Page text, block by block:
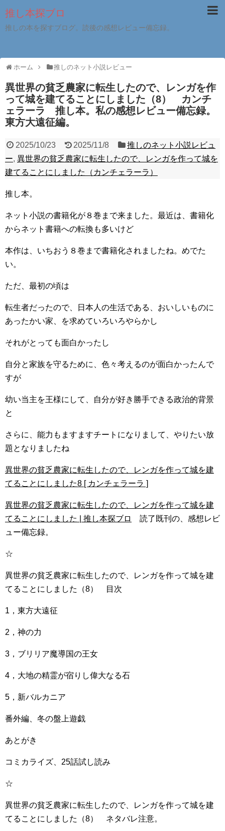
推し本探ブロ
推しの本を探すブログ。読後の感想レビュー備忘録。
ホーム 推しのネット小説レビュー
異世界の貧乏農家に転生したので、レンガを作
って城を建てることにしました（8） カンチ
ェラーラ 推し本。私の感想レビュー備忘録。
東方大遠征編。
2025/10/23 2025/11/8
推しのネット小説レビュ
ー, 異世界の貧乏農家に転生したので、レンガを作って城を
建てることにしました（カンチェラーラ）
推し本。
ネット小説の書籍化が８巻まで来ました。最近は、書籍化
からネット書籍への転換も多いけど
本作は、いちおう８巻まで書籍化されましたね。めでた
い。
ただ、最初の頃は
転生者だったので、日本人の生活である、おいしいものに
あったかい家、を求めていろいろやらかし
それがとっても面白かったし
自分と家族を守るために、色々考えるのが面白かったんで
すが
幼い当主を王様にして、自分が好き勝手できる政治的背景
と
さらに、能力もますますチートになりまして、やりたい放
題となりましたね
異世界の貧乏農家に転生したので、レンガを作って城を建
てることにしました8 [ カンチェラーラ ]
異世界の貧乏農家に転生したので、レンガを作って城を建
てることにしました | 推し本探ブロ
読了既刊の、感想レビ
ュー備忘録。
☆
異世界の貧乏農家に転生したので、レンガを作って城を建
てることにしました（8） 目次
1，東方大遠征
2，神の力
3，ブリリア魔導国の王女
4，大地の精霊が宿りし偉大なる石
5，新バルカニア
番外編、冬の盤上遊戯
あとがき
コミカライズ、25話試し読み
☆
異世界の貧乏農家に転生したので、レンガを作って城を建
てることにしました（8） ネタバレ注意。